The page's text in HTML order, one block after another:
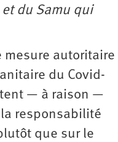
du Samu qui
mesure autoritaire
du Covid-
— à raison —
responsabilité
que sur le